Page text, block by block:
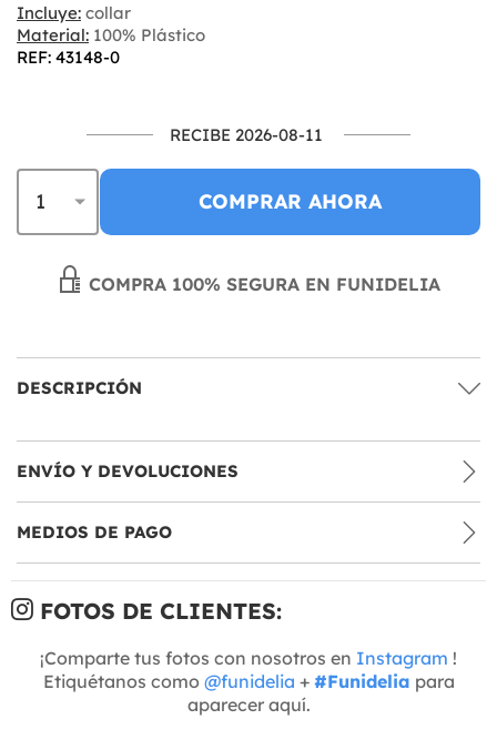
Incluye: collar
Material: 100% Plástico
REF: 43148-0
RECIBE 2026-08-11
COMPRAR AHORA
COMPRA 100% SEGURA EN FUNIDELIA
DESCRIPCIÓN
ENVÍO Y DEVOLUCIONES
MEDIOS DE PAGO
FOTOS DE CLIENTES:
¡Comparte tus fotos con nosotros en Instagram !
Etiquétanos como @funidelia + #Funidelia para
aparecer aquí.